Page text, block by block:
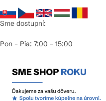
Sme dostupní:
Pon – Pia: 7:00 – 15:00